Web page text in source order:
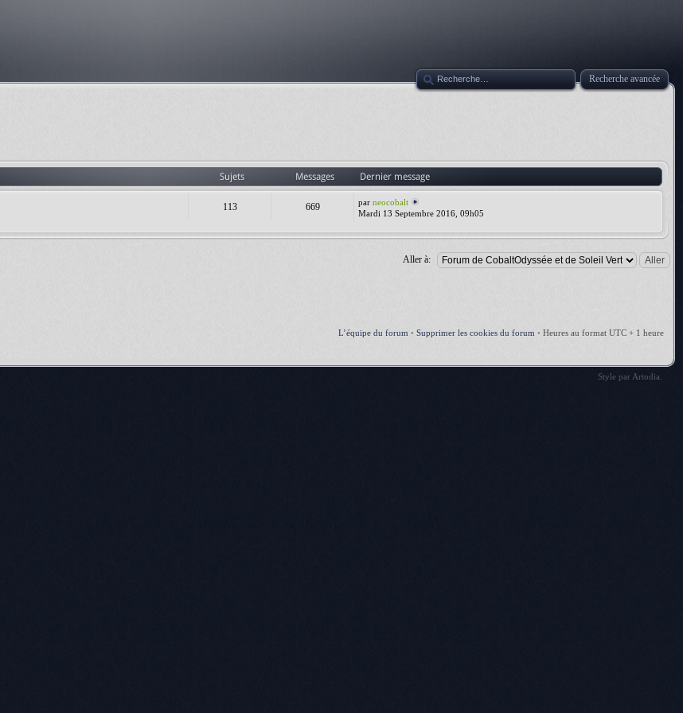
Recherche avancée
Sujets Messages Dernier message
113 669 parneocobalt
Mardi 13 Septembre 2016, 09h05
Aller à:
L’équipe du forum • Supprimer les cookies du forum • Heures au format UTC + 1 heure
Style par Artodia